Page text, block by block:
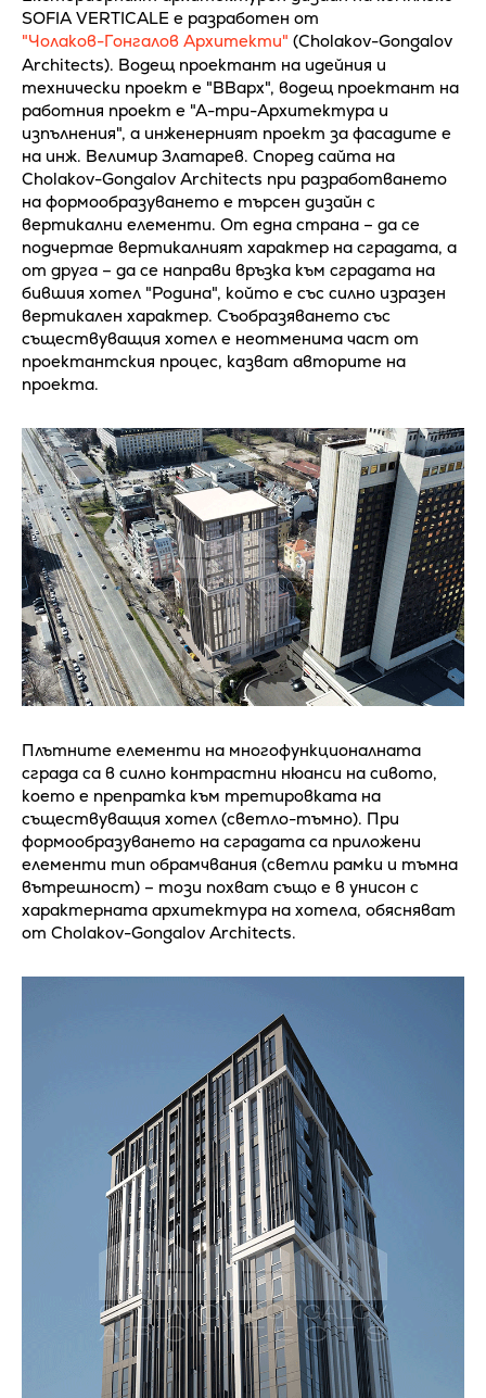
SOFIA VERTICALE е разработен от
"Чолаков-Гонгалов Архитекти" (Cholakov-Gongalov
Architects). Водещ проектант на идейния и
технически проект е "ВВарх", водещ проектант на
работния проект е "А-три-Архитектура и
изпълнения", а инженерният проект за фасадите е
на инж. Велимир Златарев. Според сайта на
Cholakov-Gongalov Architects при разработването
на формообразуването е търсен дизайн с
вертикални елементи. От една страна – да се
подчертае вертикалният характер на сградата, а
от друга – да се направи връзка към сградата на
бившия хотел "Родина", който е със силно изразен
вертикален характер. Съобразяването със
съществуващия хотел е неотменима част от
проектантския процес, казват авторите на
проекта.
Плътните елементи на многофункционалната
сграда са в силно контрастни нюанси на сивото,
което е препратка към третировката на
съществуващия хотел (светло-тъмно). При
формообразуването на сградата са приложени
елементи тип обрамчвания (светли рамки и тъмна
вътрешност) – този похват също е в унисон с
характерната архитектура на хотела, обясняват
от Cholakov-Gongalov Architects.